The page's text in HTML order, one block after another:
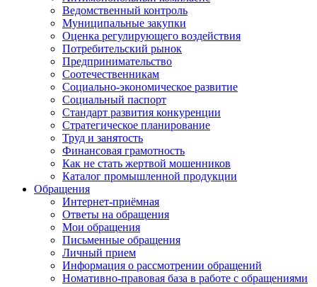
Ведомственный контроль
Муниципальные закупки
Оценка регулирующего воздействия
Потребительский рынок
Предпринимательство
Соотечественникам
Социально-экономическое развитие
Социальный паспорт
Стандарт развития конкуренции
Стратегическое планирование
Труд и занятость
Финансовая грамотность
Как не стать жертвой мошенников
Каталог промышленной продукции
Обращения
Интернет-приёмная
Ответы на обращения
Мои обращения
Письменные обращения
Личный прием
Информация о рассмотрении обращений
Номативно-правовая база в работе с обращениями